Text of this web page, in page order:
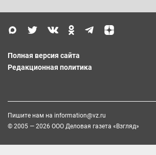
Полная версия сайта
Редакционная политика
Пишите нам на information@vz.ru
© 2005 — 2026 ООО Деловая газета «Взгляд»